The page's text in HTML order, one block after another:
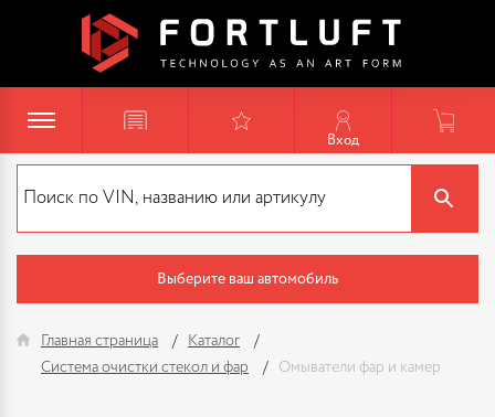
Вход
Выберите ваш автомобиль
Главная страница
Каталог
Система очистки стекол и фар
Омыватели фар и камер